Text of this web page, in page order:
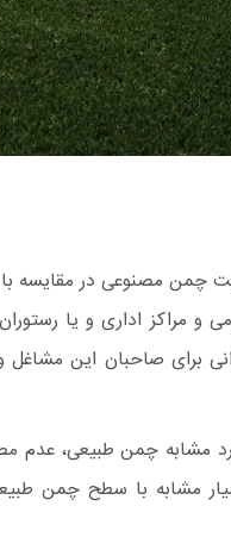
چمن مصنوعی در مقایسه
و مراکز اداری و یا
برای صاحبان این مشاغل
مشابه چمن طبیعی، عدم
مشابه با سطح چمن